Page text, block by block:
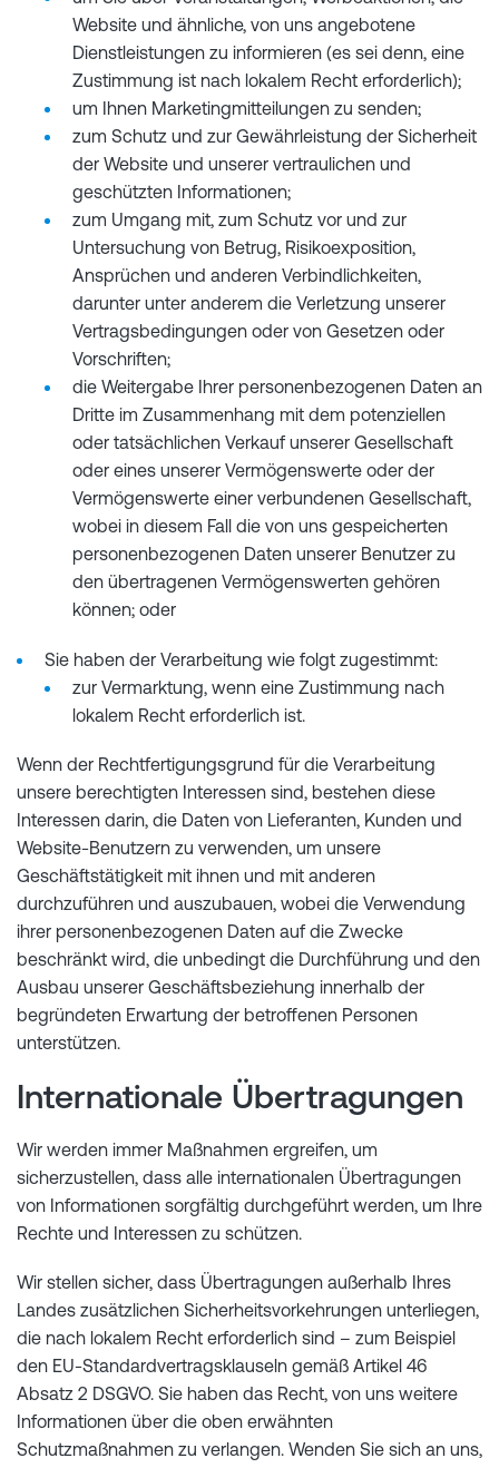
Website und ähnliche, von uns angebotene
Dienstleistungen zu informieren (es sei denn, eine
Zustimmung ist nach lokalem Recht erforderlich);
um Ihnen Marketingmitteilungen zu senden;
zum Schutz und zur Gewährleistung der Sicherheit
der Website und unserer vertraulichen und
geschützten Informationen;
zum Umgang mit, zum Schutz vor und zur
Untersuchung von Betrug, Risikoexposition,
Ansprüchen und anderen Verbindlichkeiten,
darunter unter anderem die Verletzung unserer
Vertragsbedingungen oder von Gesetzen oder
Vorschriften;
die Weitergabe Ihrer personenbezogenen Daten an
Dritte im Zusammenhang mit dem potenziellen
oder tatsächlichen Verkauf unserer Gesellschaft
oder eines unserer Vermögenswerte oder der
Vermögenswerte einer verbundenen Gesellschaft,
wobei in diesem Fall die von uns gespeicherten
personenbezogenen Daten unserer Benutzer zu
den übertragenen Vermögenswerten gehören
können; oder
Sie haben der Verarbeitung wie folgt zugestimmt:
zur Vermarktung, wenn eine Zustimmung nach
lokalem Recht erforderlich ist.
Wenn der Rechtfertigungsgrund für die Verarbeitung
unsere berechtigten Interessen sind, bestehen diese
Interessen darin, die Daten von Lieferanten, Kunden und
Website-Benutzern zu verwenden, um unsere
Geschäftstätigkeit mit ihnen und mit anderen
durchzuführen und auszubauen, wobei die Verwendung
ihrer personenbezogenen Daten auf die Zwecke
beschränkt wird, die unbedingt die Durchführung und den
Ausbau unserer Geschäftsbeziehung innerhalb der
begründeten Erwartung der betroffenen Personen
unterstützen.
Internationale Übertragungen
Wir werden immer Maßnahmen ergreifen, um
sicherzustellen, dass alle internationalen Übertragungen
von Informationen sorgfältig durchgeführt werden, um Ihre
Rechte und Interessen zu schützen.
Wir stellen sicher, dass Übertragungen außerhalb Ihres
Landes zusätzlichen Sicherheitsvorkehrungen unterliegen,
die nach lokalem Recht erforderlich sind – zum Beispiel
den EU-Standardvertragsklauseln gemäß Artikel 46
Absatz 2 DSGVO. Sie haben das Recht, von uns weitere
Informationen über die oben erwähnten
Schutzmaßnahmen zu verlangen. Wenden Sie sich an uns,